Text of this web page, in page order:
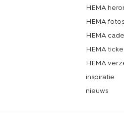
HEMA
HEMA
HEMA
HEMA
HEMA
inspiratie
nieuws